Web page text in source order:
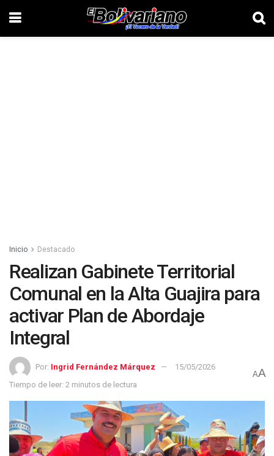
Inicio Destacado
Realizan Gabinete Territorial
Comunal en la Alta Guajira para
activar Plan de Abordaje
Integral
Por: Ingrid Fernández Márquez
15/05/2026
Tiempo de leer: 2 minutos de lectura
AA